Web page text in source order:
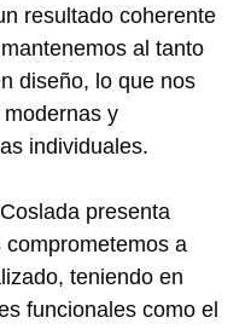
resultado coherente
al tanto
diseño, lo que nos
y
individuales.
presenta
a
teniendo en
funcionales como el